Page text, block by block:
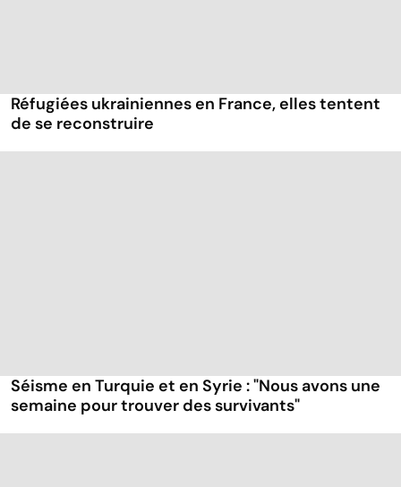
Réfugiées ukrainiennes en France, elles tentent
de se reconstruire
Séisme en Turquie et en Syrie : "Nous avons une
semaine pour trouver des survivants"